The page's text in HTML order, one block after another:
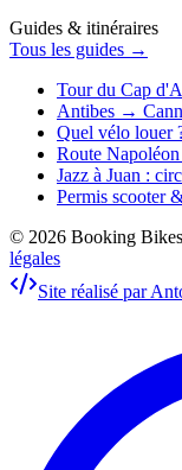
Guides & itinéraires
Tous les guides →
Tour du Cap
Antibes →
Quel vélo louer
Route
Jazz à Juan :
Permis scooter
© 2026 Booking
légales
Site réalisé par